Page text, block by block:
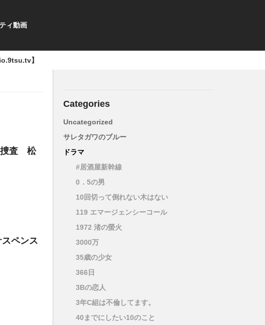
ィ動画
】
捜査 松
ペンス
Categories
Uncategorized
サレタガワのブルー
ドラマ
#居酒屋新幹線
0．5の男
10回切って倒れない木はない
119 エマージェンシーコール
1972 渚の螢火
3000万
35歳の少女
366日
3Bの恋人
3年C組は不倫してます。
40までにしたい10のこと